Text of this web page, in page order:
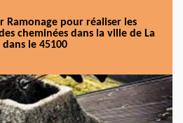
Ramonage pour réaliser les
cheminées dans la ville de La
le 45100